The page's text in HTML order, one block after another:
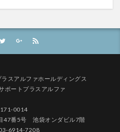
スアルファホールディングス
ポートプラスアルファ
0014
47番5号 池袋オンダビル7階
6914-7208